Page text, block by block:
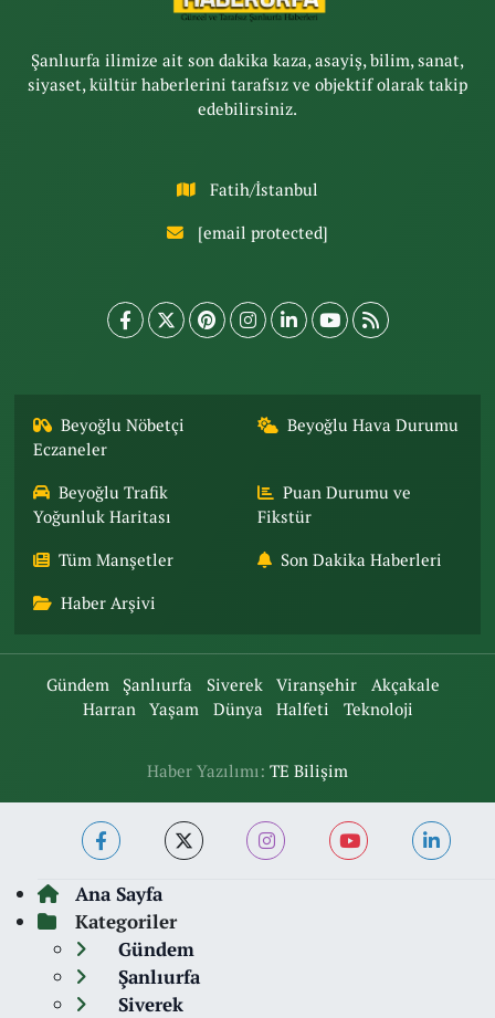
Şanlıurfa ilimize ait son dakika kaza, asayiş, bilim, sanat,
siyaset, kültür haberlerini tarafsız ve objektif olarak takip
edebilirsiniz.
Fatih/İstanbul
[email protected]
Beyoğlu Nöbetçi
Eczaneler
Beyoğlu Hava Durumu
Beyoğlu Trafik
Yoğunluk Haritası
Puan Durumu ve
Fikstür
Tüm Manşetler Son Dakika Haberleri
Haber Arşivi
Gündem Şanlıurfa Siverek Viranşehir
Akçakale
Harran
Yaşam Dünya Halfeti Teknoloji
Haber Yazılımı: TE Bilişim
Ana Sayfa
Kategoriler
Gündem
Şanlıurfa
Siverek